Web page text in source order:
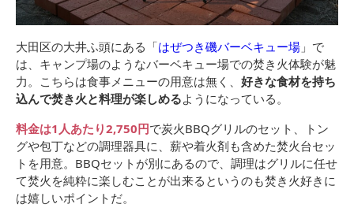
大田区の大井ふ頭にある「はぜつき磯バーベキュー場 」で
は、キャンプ場のようなバーベキュー場での焚き火体験が魅
力。こちらは食事メニューの用意は無く、 好きな食材を持ち
込んで焚き火と料理が楽しめるようになっている。
料金は1人あたり2,750円で炭火BBQグリルのセット、トン
グや包丁などの調理器具に、薪や着火剤も含めた焚火台セッ
トを用意。BBQセットが別にあるので、調理はグリルに任せ
て焚火を純粋に楽しむことが出来るというのも焚き火好きに
は嬉しいポイントだ。